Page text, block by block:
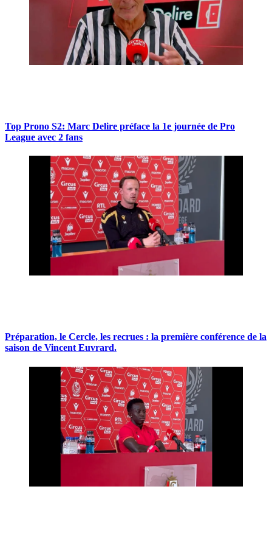
Top Prono S2: Marc Delire préface la 1e journée de Pro
League avec 2 fans
Préparation, le Cercle, les recrues : la première conférence de la
saison de Vincent Euvrard.